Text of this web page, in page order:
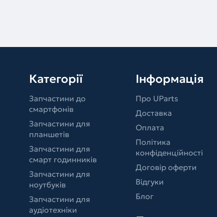
Категорії
Запчастини до
смартфонів
Запчастини для
планшетів
Запчастини для
смарт годинників
Запчастини для
ноутбуків
Запчастини для
аудіотехніки
Інформація
Про UParts
Доставка
Оплата
Політика
конфіденційності
Договір оферти
Відгуки
Блог